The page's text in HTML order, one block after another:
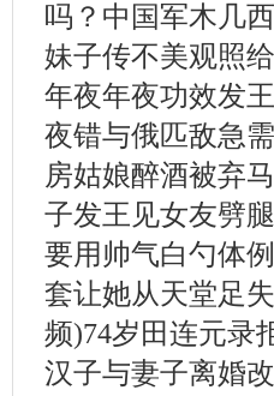
吗？中国军木几
妹子传不美观照
年夜年夜功效发
夜错与俄匹敌急
房姑娘醉酒被弃
子发王见女友劈
要用帅气白勺体
套让她从天堂足
频)74岁田连元录
汉子与妻子离婚